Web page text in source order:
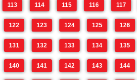
113 114 115 116 117
122 123 124 125 126
131 132 133 134 135
140 141 142 143 144